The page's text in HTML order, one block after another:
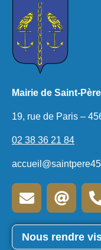
Mairie de Saint-
19, rue de Paris –
02 38 36 21 84
Nous rendre